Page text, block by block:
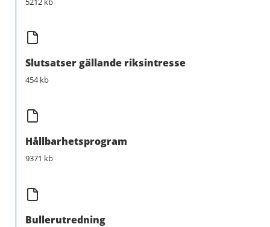
Slutsatser gällande riksintresse
454 kb
Hållbarhetsprogram
9371 kb
Bullerutredning